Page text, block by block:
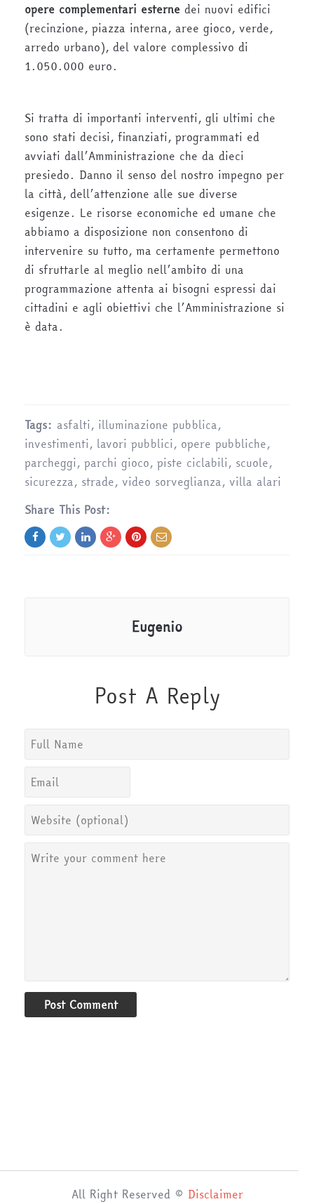
opere complementari esterne dei nuovi edifici
(recinzione, piazza interna, aree gioco, verde,
arredo urbano), del valore complessivo di
1.050.000 euro.
Si tratta di importanti interventi, gli ultimi che
sono stati decisi, finanziati, programmati ed
avviati dall’Amministrazione che da dieci
presiedo. Danno il senso del nostro impegno per
la città, dell’attenzione alle sue diverse
esigenze. Le risorse economiche ed umane che
abbiamo a disposizione non consentono di
intervenire su tutto, ma certamente permettono
di sfruttarle al meglio nell’ambito di una
programmazione attenta ai bisogni espressi dai
cittadini e agli obiettivi che l’Amministrazione si
è data.
Tags: asfalti, illuminazione pubblica,
investimenti, lavori pubblici, opere pubbliche,
parcheggi, parchi gioco, piste ciclabili, scuole,
sicurezza, strade, video sorveglianza, villa alari
Share This Post:
Eugenio
Post A Reply
Post Comment
All Right Reserved © Disclaimer